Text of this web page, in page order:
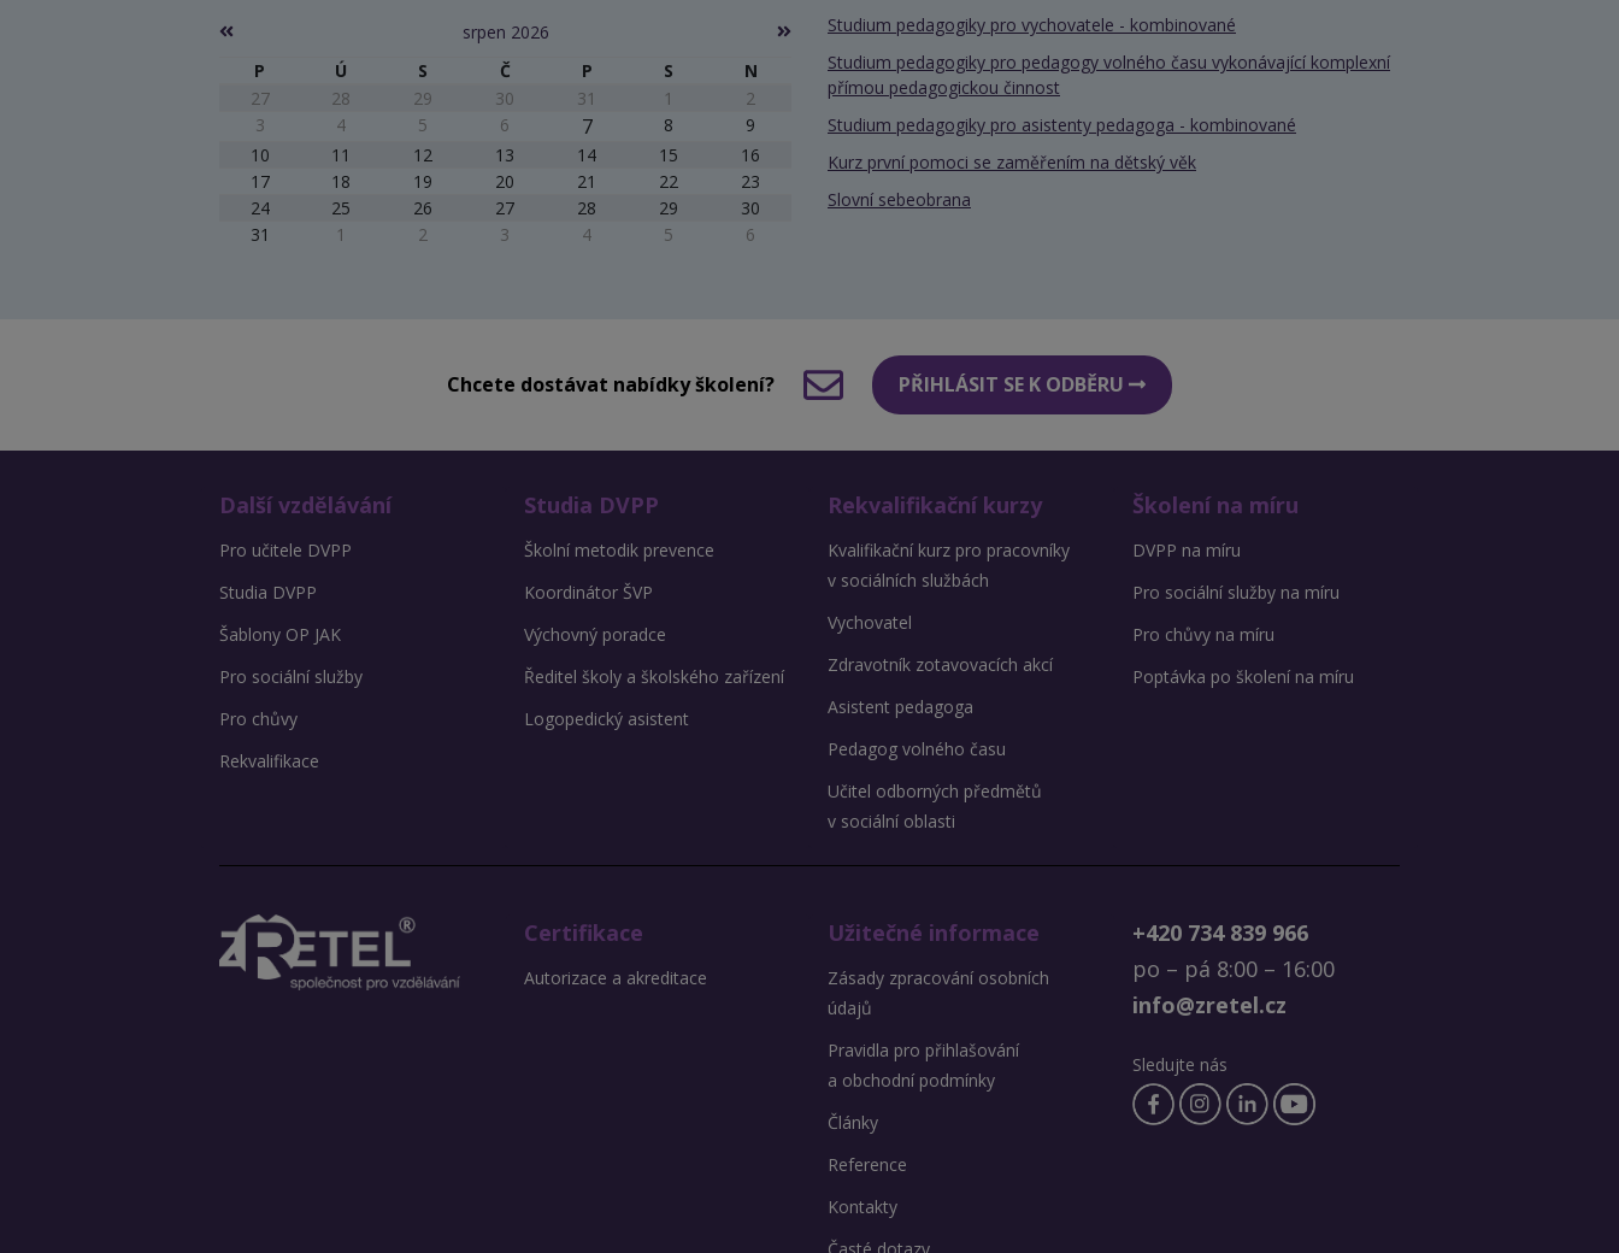
srpen 2026
P
Ú S Č P S
N
27
28 29 30 31 1
2
3
4 5 6 7 8
9
10
11 12 13 14 15
16
17
18 19 20 21 22
23
24
25 26 27 28 29
30
31
1 2 3 4 5 6
Studium pedagogiky pro vychovatele - kombinované
Studium pedagogiky pro pedagogy volného času vykonávající komplexní
přímou pedagogickou činnost
Studium pedagogiky pro asistenty pedagoga - kombinované
Kurz první pomoci se zaměřením na dětský věk
Slovní sebeobrana
Chcete dostávat nabídky školení? PŘIHLÁSIT SE K ODBĚRU
Další vzdělávání
Pro učitele DVPP
Studia DVPP
Šablony OP JAK
Pro sociální služby
Pro chůvy
Rekvalifikace
Studia DVPP
Školní metodik prevence
Koordinátor ŠVP
Výchovný poradce
Ředitel školy a školského zařízení
Logopedický asistent
Rekvalifikační kurzy
Kvalifikační kurz pro pracovníky
v sociálních službách
Vychovatel
Zdravotník zotavovacích akcí
Asistent pedagoga
Pedagog volného času
Učitel odborných předmětů
v sociální oblasti
Školení na míru
DVPP na míru
Pro sociální služby na míru
Pro chůvy na míru
Poptávka po školení na míru
Certifikace
Autorizace a akreditace
Užitečné informace
Zásady zpracování osobních
údajů
Pravidla pro přihlašování
a obchodní podmínky
Články
Reference
Kontakty
Časté dotazy
+420 734 839 966
po – pá 8:00 – 16:00
info@zretel.cz
Sledujte nás